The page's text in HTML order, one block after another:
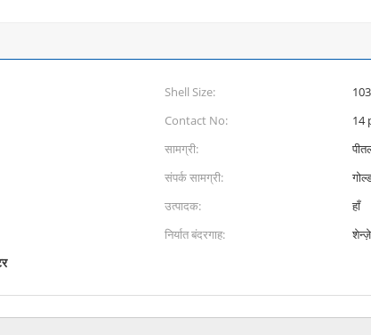
Shell Size:
Contact No:
14
सामग्री:
संपर्क सामग्री:
उत्पादक:
हाँ
निर्यात बंदरगाह: